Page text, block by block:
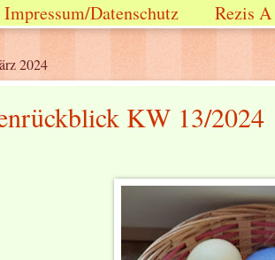
Impressum/Datenschutz Rezis
2024
KW 13/2024